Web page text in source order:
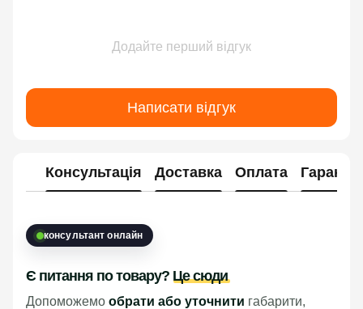
Додайте перший відгук
Написати відгук
Консультація Доставка Оплата Гарантія
консультант онлайн
Є питання по товару? Це сюди
Допоможемо обрати або уточнити габарити,